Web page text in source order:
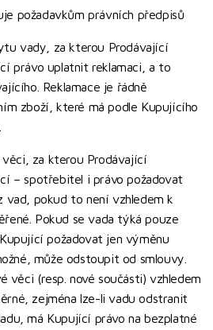
požadavkům právních předpisů
vady, za kterou Prodávající
právo uplatnit reklamaci, a to
Reklamace je řádně
zboží, které má podle Kupujícího
za kterou Prodávající
– spotřebitel i právo požadovat
vad, pokud to není vzhledem k
Pokud se vada týká pouze
požadovat jen výměnu
může odstoupit od smlouvy.
věci (resp. nové součásti) vzhledem
zejména lze-li vadu odstranit
má Kupující právo na bezplatné